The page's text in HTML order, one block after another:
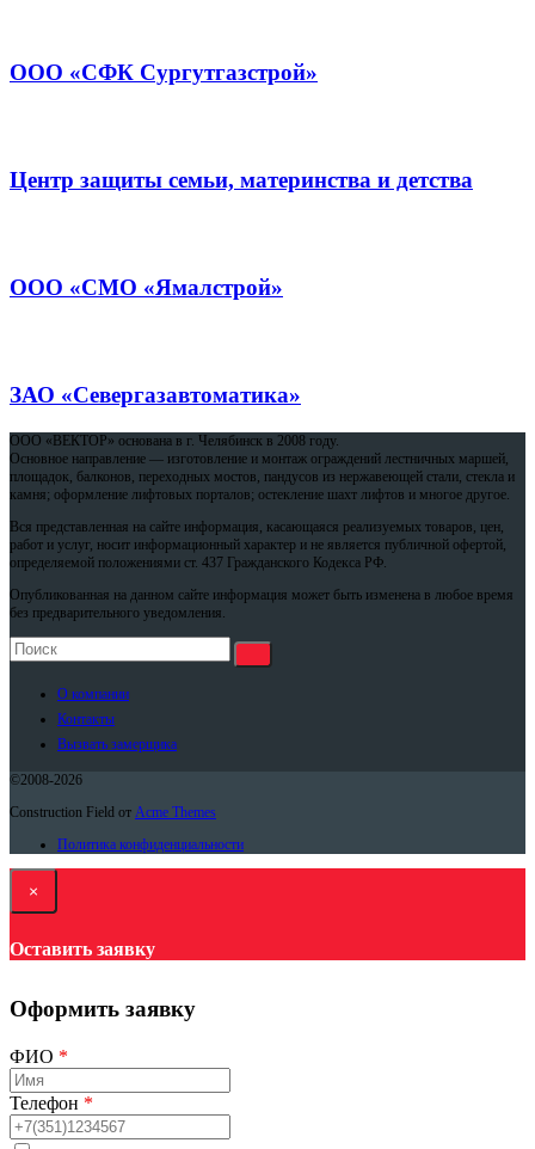
ООО «СФК Сургутгазстрой»
Центр защиты семьи, материнства и детства
ООО «СМО «Ямалстрой»
ЗАО «Севергазавтоматика»
ООО «ВЕКТОР» основана в г. Челябинск в 2008 году.
Основное направление — изготовление и монтаж ограждений лестничных маршей,
площадок, балконов, переходных мостов, пандусов из нержавеющей стали, стекла и
камня; оформление лифтовых порталов; остекление шахт лифтов и многое другое.
Вся представленная на сайте информация, касающаяся реализуемых товаров, цен,
работ и услуг, носит информационный характер и не является публичной офертой,
определяемой положениями ст. 437 Гражданского Кодекса РФ.
Опубликованная на данном сайте информация может быть изменена в любое время
без предварительного уведомления.
О компании
Контакты
Вызвать замерщика
©2008-2026
Construction Field от Acme Themes
Политика конфиденциальности
×
Оставить заявку
Оформить заявку
ФИО *
Телефон *